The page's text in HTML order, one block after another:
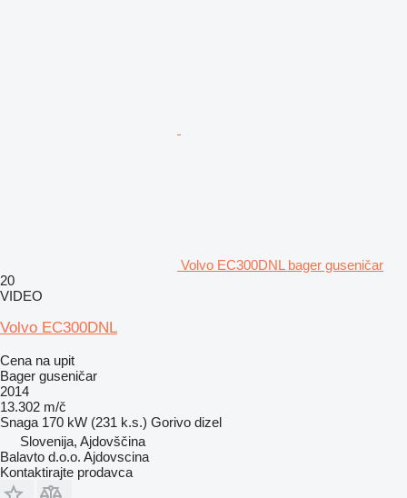
Volvo EC300DNL bager guseničar
20
VIDEO
Volvo EC300DNL
Cena na upit
Bager guseničar
2014
13.302 m/č
Snaga 170 kW (231 k.s.) Gorivo dizel
Slovenija, Ajdovščina
Balavto d.o.o. Ajdovscina
Kontaktirajte prodavca